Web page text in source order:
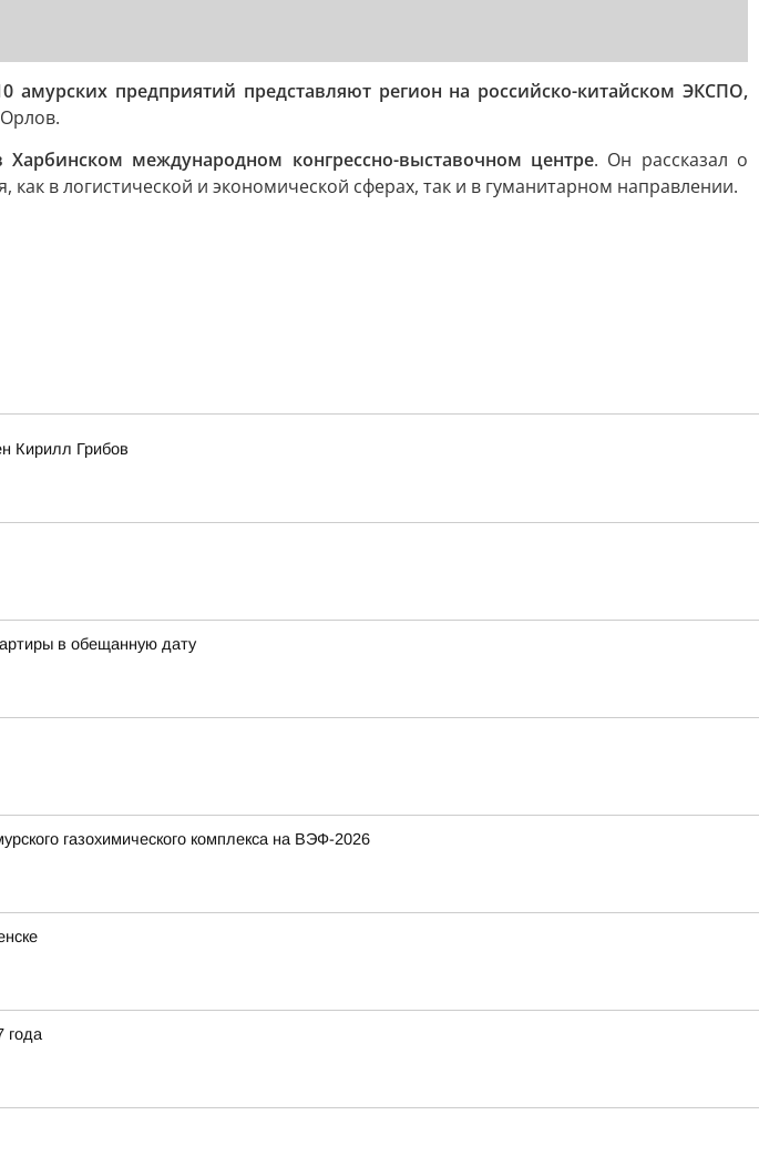
амурских предприятий представляют регион на российско-китайском ЭКСПО,
международном конгрессно-выставочном центре. Он рассказал о
в логистической и экономической сферах, так и в гуманитарном направлении.
Кирилл Грибов
в обещанную дату
газохимического комплекса на ВЭФ-2026
года